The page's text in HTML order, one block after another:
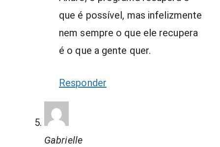
que é possível, mas infelizmente
nem sempre o que ele recupera
é o que a gente quer.
Responder
Gabrielle